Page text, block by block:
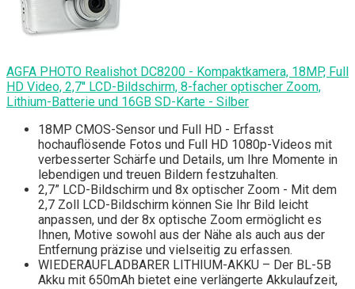
AGFA PHOTO Realishot DC8200 - Kompaktkamera, 18MP, Full
HD Video, 2,7'' LCD-Bildschirm, 8-facher optischer Zoom,
Lithium-Batterie und 16GB SD-Karte - Silber
18MP CMOS-Sensor und Full HD - Erfasst
hochauflösende Fotos und Full HD 1080p-Videos mit
verbesserter Schärfe und Details, um Ihre Momente in
lebendigen und treuen Bildern festzuhalten.
2,7” LCD-Bildschirm und 8x optischer Zoom - Mit dem
2,7 Zoll LCD-Bildschirm können Sie Ihr Bild leicht
anpassen, und der 8x optische Zoom ermöglicht es
Ihnen, Motive sowohl aus der Nähe als auch aus der
Entfernung präzise und vielseitig zu erfassen.
WIEDERAUFLADBARER LITHIUM-AKKU – Der BL-5B
Akku mit 650mAh bietet eine verlängerte Akkulaufzeit,